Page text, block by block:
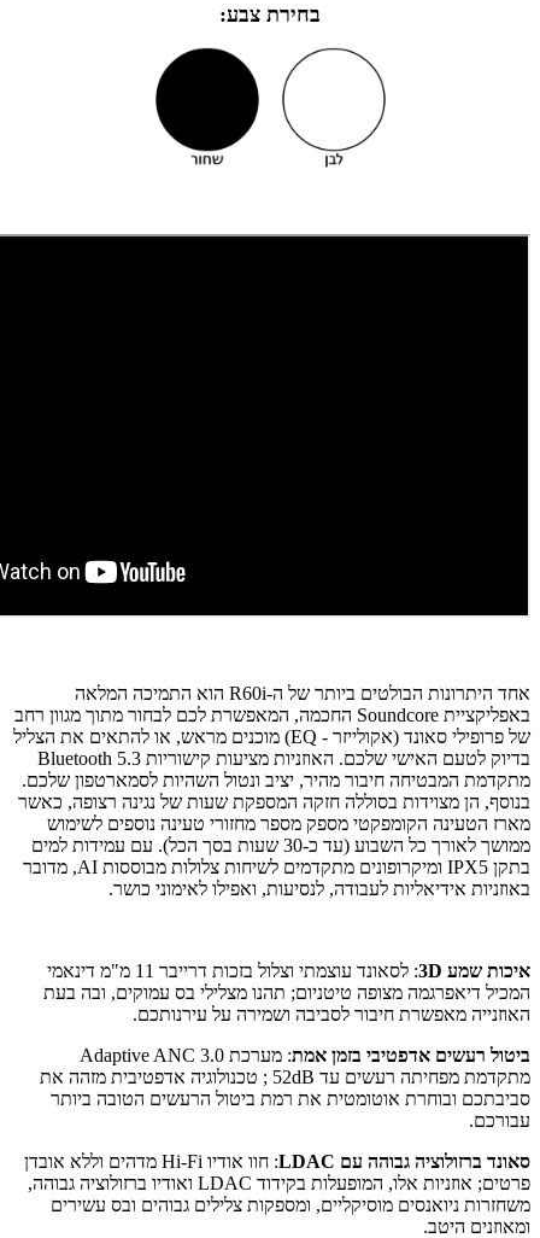
בחירת צבע:
אחד היתרונות הבולטים ביותר של ה-R60i הוא התמיכה המלאה
באפליקציית Soundcore החכמה, המאפשרת לכם לבחור מתוך מגוון רחב
של פרופילי סאונד (אקולייזר - EQ) מוכנים מראש, או להתאים את הצליל
בדיוק לטעם האישי שלכם. האוזניות מציעות קישוריות Bluetooth 5.3
מתקדמת המבטיחה חיבור מהיר, יציב ונטול השהיות לסמארטפון שלכם.
בנוסף, הן מצוידות בסוללה חזקה המספקת שעות של נגינה רצופה, כאשר
מארז הטעינה הקומפקטי מספק מספר מחזורי טעינה נוספים לשימוש
ממושך לאורך כל השבוע (עד כ-30 שעות בסך הכל). עם עמידות למים
בתקן IPX5 ומיקרופונים מתקדמים לשיחות צלולות מבוססות AI, מדובר
באוזניות אידיאליות לעבודה, לנסיעות, ואפילו לאימוני כושר.
איכות שמע 3D
: לסאונד עוצמתי וצלול בזכות דרייבר 11 מ"מ דינאמי
המכיל דיאפרגמה מצופה טיטניום; תהנו מצלילי בס עמוקים, ובה בעת
האוזנייה מאפשרת חיבור לסביבה ושמירה על עירנותכם.
ביטול רעשים אדפטיבי בזמן אמת
: מערכת Adaptive ANC 3.0
מתקדמת מפחיתה רעשים עד 52dB ; טכנולוגיה אדפטיבית מזהה את
סביבתכם ובוחרת אוטומטית את רמת ביטול הרעשים הטובה ביותר
עבורכם.
סאונד ברזולוציה גבוהה עם LDAC
: חוו אודיו Hi-Fi מדהים וללא אובדן
פרטים; אוזניות אלו, המופעלות בקידוד LDAC ואודיו ברזולוציה גבוהה,
משחזרות ניואנסים מוסיקליים, ומספקות צלילים גבוהים ובס עשירים
ומאוזנים היטב.